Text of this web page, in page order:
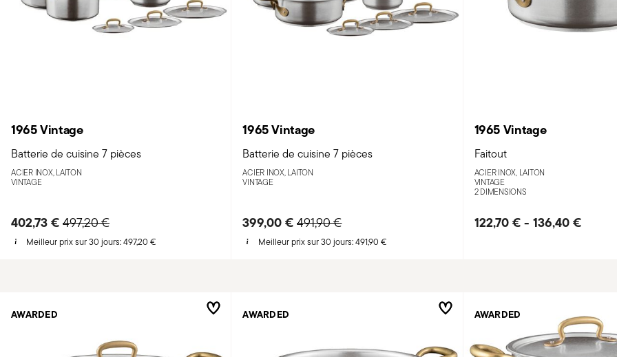
1965 Vintage
Batterie de cuisine 7 pièces
ACIER INOX, LAITON
VINTAGE
402,73 € Price reduced from
497,20 €to
Meilleur prix sur 30 jours:497,20 €
1965 Vintage
Batterie de cuisine 7 pièces
ACIER INOX, LAITON
VINTAGE
399,00 €Price reduced from
491,90 €to
Meilleur prix sur 30 jours:491,90 €
1965 Vintage
Faitout
ACIER INOX, LAITON
VINTAGE
2 DIMENSIONS
122,70 €- 136,40 €
AWARDED AWARDED AWARDED